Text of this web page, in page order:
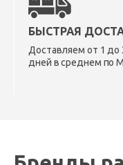
БЫСТРАЯ
Доставляем от 1 до
дней в среднем по